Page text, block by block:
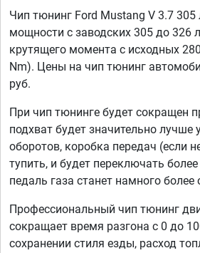
Чип тюнинг Ford Mustang V 3.7 305
мощности с заводских 305 до 326
крутящего момента с исходных
Nm). Цены на чип тюнинг
руб.
При чип тюнинге будет сокращен
подхват будет значительно лучше
оборотов, коробка передач (если
тупить, и будет переключать
педаль газа станет намного более
Профессиональный чип тюнинг
сокращает время разгона с 0 до
сохранении стиля езды, расход